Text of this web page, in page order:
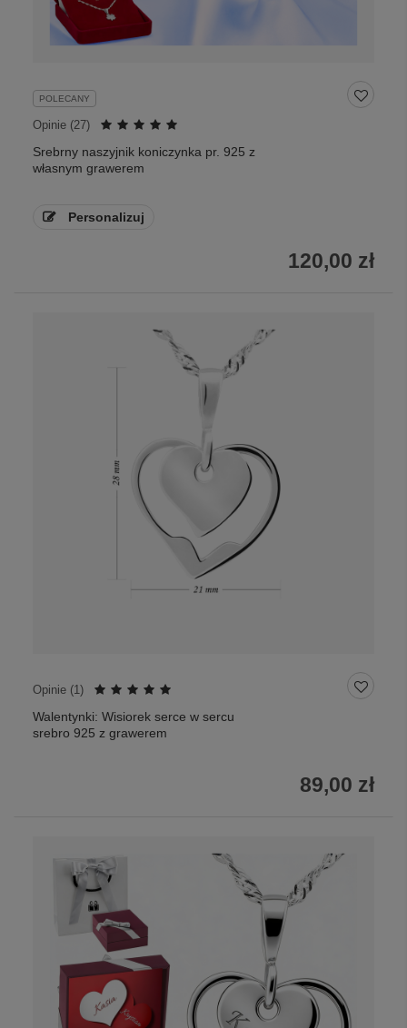
POLECANY
Opinie (27)
Srebrny naszyjnik koniczynka pr. 925 z
własnym grawerem
Personalizuj
120,00 zł
Opinie (1)
Walentynki: Wisiorek serce w sercu
srebro 925 z grawerem
89,00 zł